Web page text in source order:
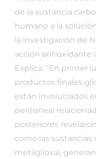
de la sustancia
humano a la
la investigación de
acción antioxidante
Explica: “En primer
productos finales
están involucrados
peritoneal
posteriores
como las sustancias
metilglioxal,